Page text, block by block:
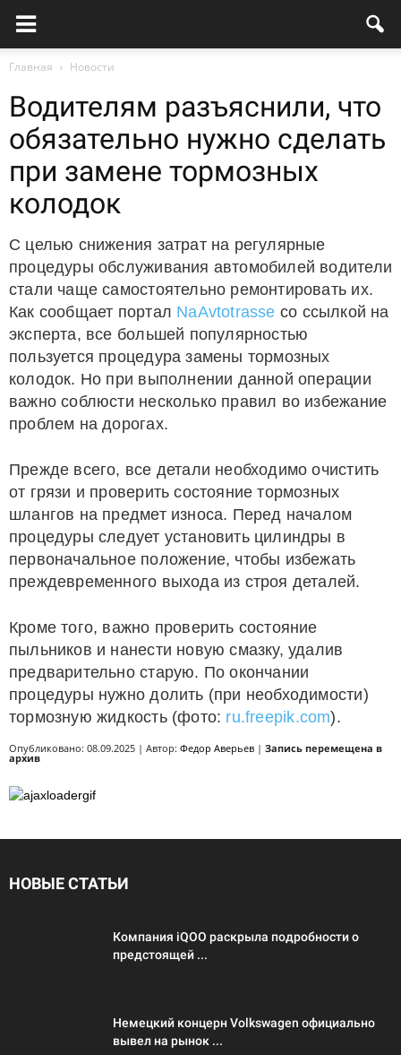
Главная Новости
Водителям разъяснили, что
обязательно нужно сделать
при замене тормозных
колодок
С целью снижения затрат на регулярные
процедуры обслуживания автомобилей водители
стали чаще самостоятельно ремонтировать их.
Как сообщает портал NaAvtotrasse со ссылкой на
эксперта, все большей популярностью
пользуется процедура замены тормозных
колодок. Но при выполнении данной операции
важно соблюсти несколько правил во избежание
проблем на дорогах.
Прежде всего, все детали необходимо очистить
от грязи и проверить состояние тормозных
шлангов на предмет износа. Перед началом
процедуры следует установить цилиндры в
первоначальное положение, чтобы избежать
преждевременного выхода из строя деталей.
Кроме того, важно проверить состояние
пыльников и нанести новую смазку, удалив
предварительно старую. По окончании
процедуры нужно долить (при необходимости)
тормозную жидкость (фото: ru.freepik.com).
Опубликовано: 08.09.2025 | Автор: Федор Аверьев | Запись перемещена в
архив
НОВЫЕ СТАТЬИ
Компания iQOO раскрыла подробности о
предстоящей ...
Немецкий концерн Volkswagen официально
вывел на рынок ...